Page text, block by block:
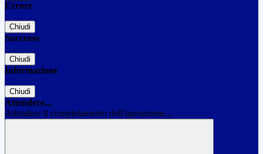
Errore
Chiudi
Successo
Chiudi
Informazione
Chiudi
Attendere...
Attendere il completamento dell'operazione...